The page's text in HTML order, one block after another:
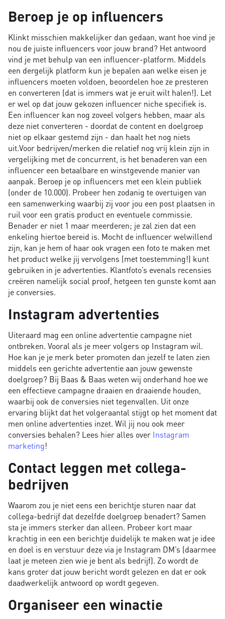
Beroep je op influencers
Klinkt misschien makkelijker dan gedaan, want hoe vind je
nou de juiste influencers voor jouw brand? Het antwoord
vind je met behulp van een influencer-platform. Middels
een dergelijk platform kun je bepalen aan welke eisen je
influencers moeten voldoen, beoordelen hoe ze presteren
en converteren (dat is immers wat je eruit wilt halen!). Let
er wel op dat jouw gekozen influencer niche specifiek is.
Een influencer kan nog zoveel volgers hebben, maar als
deze niet converteren - doordat de content en doelgroep
niet op elkaar gestemd zijn - dan haalt het nog niets
uit.Voor bedrijven/merken die relatief nog vrij klein zijn in
vergelijking met de concurrent, is het benaderen van een
influencer een betaalbare en winstgevende manier van
aanpak. Beroep je op influencers met een klein publiek
(onder de 10.000). Probeer hen zodanig te overtuigen van
een samenwerking waarbij zij voor jou een post plaatsen in
ruil voor een gratis product en eventuele commissie.
Benader er niet 1 maar meerderen; je zal zien dat een
enkeling hiertoe bereid is. Mocht de influencer welwillend
zijn, kan je hem of haar ook vragen een foto te maken met
het product welke jij vervolgens (met toestemming!) kunt
gebruiken in je advertenties. Klantfoto’s evenals recensies
creëren namelijk social proof, hetgeen ten gunste komt aan
je conversies.
Instagram advertenties
Uiteraard mag een online advertentie campagne niet
ontbreken. Vooral als je meer volgers op Instagram wil.
Hoe kan je je merk beter promoten dan jezelf te laten zien
middels een gerichte advertentie aan jouw gewenste
doelgroep? Bij Baas & Baas weten wij onderhand hoe we
een effectieve campagne draaien en draaiende houden,
waarbij ook de conversies niet tegenvallen. Uit onze
ervaring blijkt dat het volgeraantal stijgt op het moment dat
men online advertenties inzet. Wil jij nou ook meer
conversies behalen? Lees hier alles over Instagram
marketing!
Contact leggen met collega-
bedrijven
Waarom zou je niet eens een berichtje sturen naar dat
collega-bedrijf dat dezelfde doelgroep benadert? Samen
sta je immers sterker dan alleen. Probeer kort maar
krachtig in een een berichtje duidelijk te maken wat je idee
en doel is en verstuur deze via je Instagram DM’s (daarmee
laat je meteen zien wie je bent als bedrijf). Zo wordt de
kans groter dat jouw bericht wordt gelezen en dat er ook
daadwerkelijk antwoord op wordt gegeven.
Organiseer een winactie